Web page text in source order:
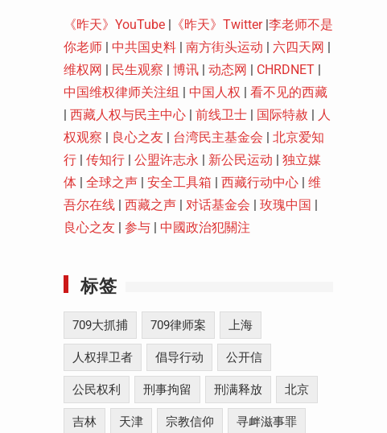
《昨天》YouTube | 《昨天》Twitter|李老师不是
你老师 | 中共国史料 | 南方街头运动 | 六四天网 |
维权网 | 民生观察 | 博讯 | 动态网 | CHRDNET |
中国维权律师关注组 | 中国人权 | 看不见的西藏
| 西藏人权与民主中心 | 前线卫士 | 国际特赦 | 人
权观察 | 良心之友 | 台湾民主基金会 | 北京爱知
行 | 传知行 | 公盟许志永 | 新公民运动 | 独立媒
体 | 全球之声 | 安全工具箱 | 西藏行动中心 | 维
吾尔在线 | 西藏之声 | 对话基金会 | 玫瑰中国 |
良心之友 | 参与 | 中國政治犯關注
标签
709大抓捕 709律师案 上海
人权捍卫者 倡导行动 公开信
公民权利 刑事拘留 刑满释放 北京
吉林 天津 宗教信仰 寻衅滋事罪